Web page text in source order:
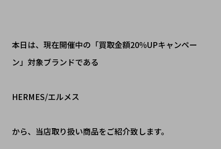
本日は、現在開催中の「買取金額20％UPキャンペー
ン」対象ブランドである
HERMES/エルメス
から、当店取り扱い商品をご紹介致します。